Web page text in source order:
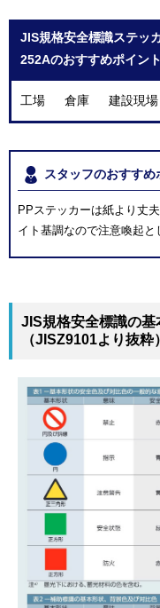
JIS規格安全標識ステッ
252Aのおすすめポイント
工場 倉庫 建設現場
スタッフのおすすめ
PPステッカーは紙より丈
イト基調なので注意喚起と
JIS規格安全標識の
（JISZ9101より抜粋）